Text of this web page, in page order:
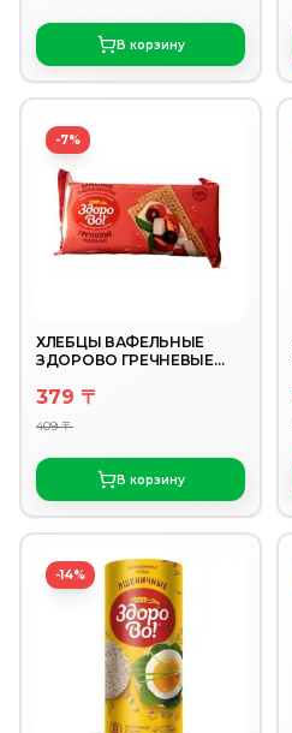
В корзину
-7%
ХЛЕБЦЫ ВАФЕЛЬНЫЕ
ЗДОРОВО ГРЕЧНЕВЫЕ
379 〒
409 〒
В корзину
-14%